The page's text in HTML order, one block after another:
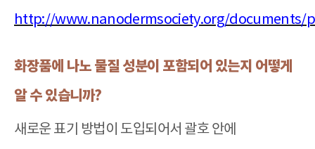
http://www.nanodermsociety.org/documents/
화장품에 나노 물질 성분이 포함되어 있는지 어떻게
알 수 있습니까?
새로운 표기 방법이 도입되어서 괄호 안에